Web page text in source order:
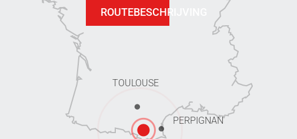
TOULOUSE
PERPIGNAN
ROUTEBESCHRIJVING